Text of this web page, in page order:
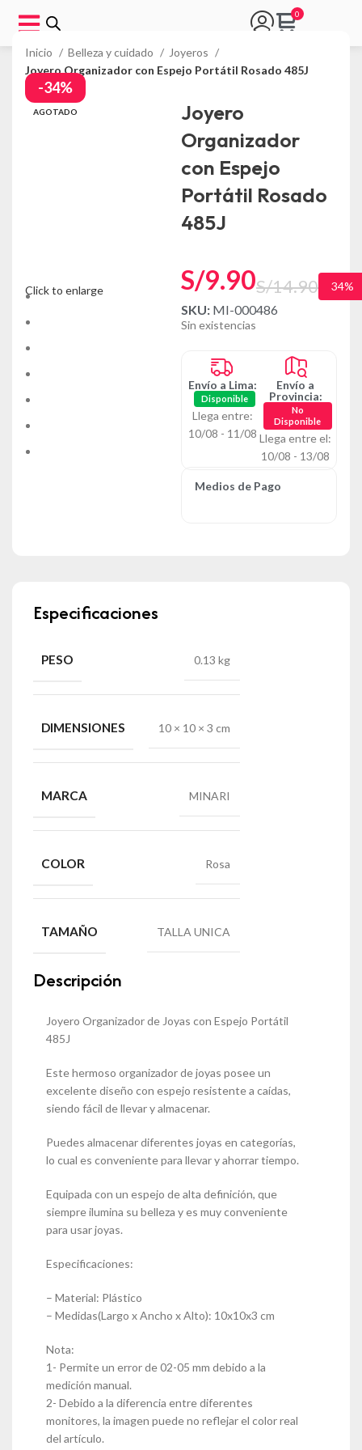
Inicio Belleza y cuidado
Joyeros
Joyero Organizador con Espejo Portátil Rosado 485J
-34%
AGOTADO
Click to enlarge
Joyero
Organizador
con Espejo
Portátil Rosado
485J
S/14.90
S/9.90 34%
SKU: MI-000486
Sin existencias
Envío a Lima:
Disponible
Llega entre:
10/08 - 11/08
Envío a
Provincia:
No
Disponible
Llega entre el:
10/08 - 13/08
Medios de Pago
Especificaciones
PESO 0.13 kg
DIMENSIONES 10 × 10 × 3 cm
MARCA MINARI
COLOR Rosa
TAMAÑO TALLA UNICA
Descripción
Joyero Organizador de Joyas con Espejo Portátil
485J
Este hermoso organizador de joyas posee un
excelente diseño con espejo resistente a caídas,
siendo fácil de llevar y almacenar.
Puedes almacenar diferentes joyas en categorías,
lo cual es conveniente para llevar y ahorrar tiempo.
Equipada con un espejo de alta definición, que
siempre ilumina su belleza y es muy conveniente
para usar joyas.
Especificaciones:
– Material: Plástico
– Medidas(Largo x Ancho x Alto): 10x10x3 cm
Nota:
1- Permite un error de 02-05 mm debido a la
medición manual.
2- Debido a la diferencia entre diferentes
monitores, la imagen puede no reflejar el color real
del artículo.